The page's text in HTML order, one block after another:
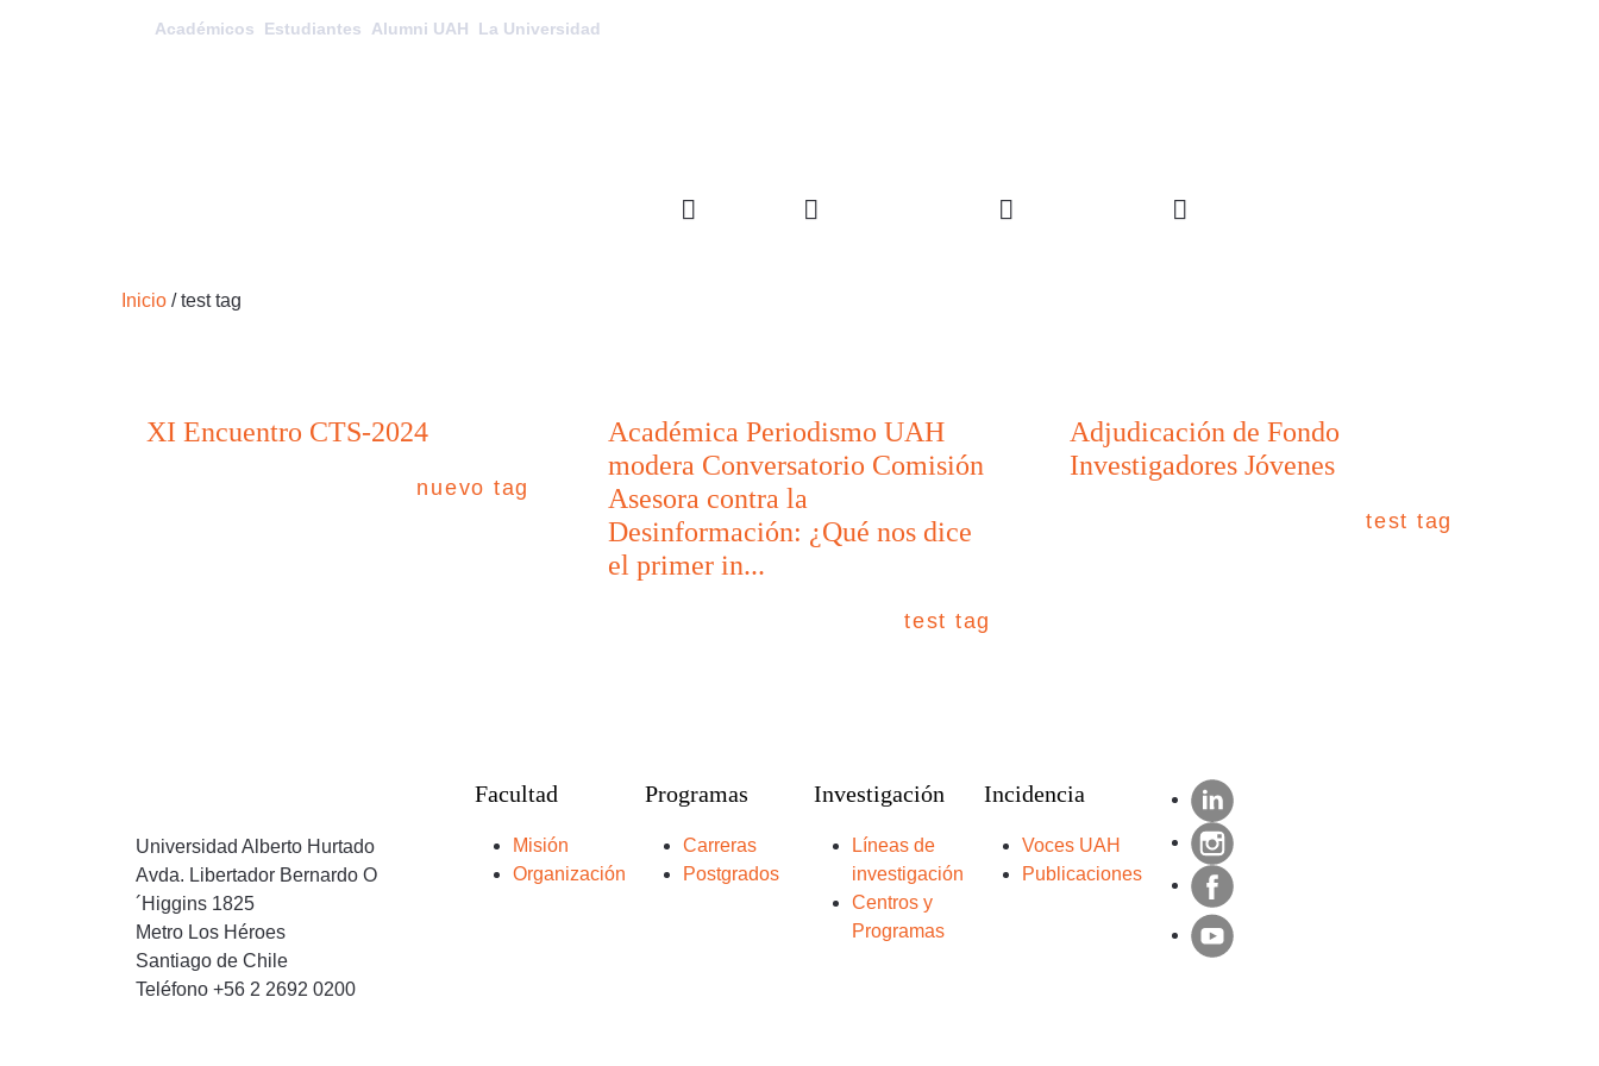
Académicos Estudiantes Alumni UAH La Universidad
Inicio /test tag
XI Encuentro CTS-2024
nuevo tag
Académica Periodismo UAH
modera Conversatorio Comisión
Asesora contra la
Desinformación: ¿Qué nos dice
el primer in...
test tag
Adjudicación de Fondo
Investigadores Jóvenes
test tag
Universidad Alberto Hurtado
Avda. Libertador Bernardo O
´Higgins 1825
Metro Los Héroes
Santiago de Chile
Teléfono +56 2 2692 0200
Facultad
Misión
Organización
Programas
Carreras
Postgrados
Investigación
Líneas de
investigación
Centros y
Programas
Incidencia
Voces UAH
Publicaciones